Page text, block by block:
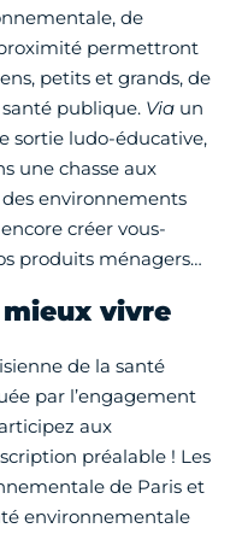
de
permettront
petits et grands, de
publique. Via un
sortie ludo-éducative,
une chasse aux
environnements
créer vous-
produits ménagers…
mieux vivre
de la santé
par l’engagement
aux
préalable ! Les
de Paris et
environnementale